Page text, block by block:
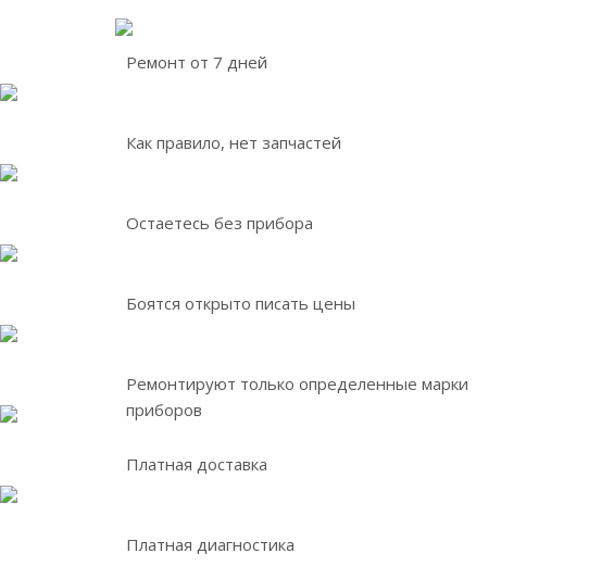
Ремонт от 7 дней
Как правило, нет запчастей
Остаетесь без прибора
Боятся открыто писать цены
Ремонтируют только определенные марки
приборов
Платная доставка
Платная диагностика